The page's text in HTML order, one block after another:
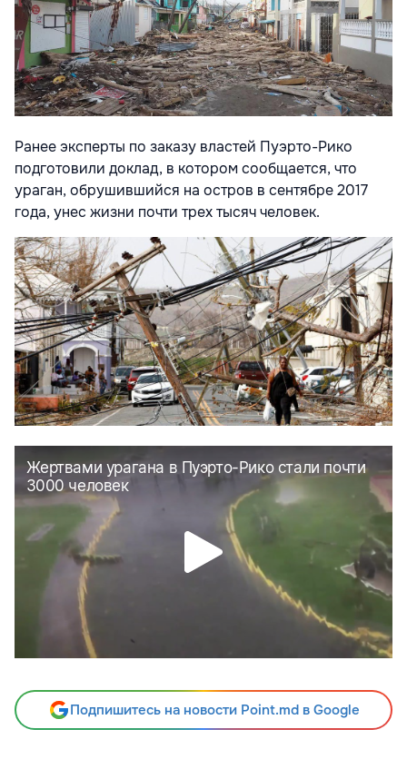
Ранее эксперты по заказу властей Пуэрто-Рико
подготовили доклад, в котором сообщается, что
ураган, обрушившийся на остров в сентябре 2017
года, унес жизни почти трех тысяч человек.
Подпишитесь на новости Point.md в Google